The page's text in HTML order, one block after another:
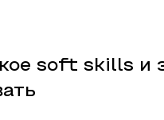
soft skills и